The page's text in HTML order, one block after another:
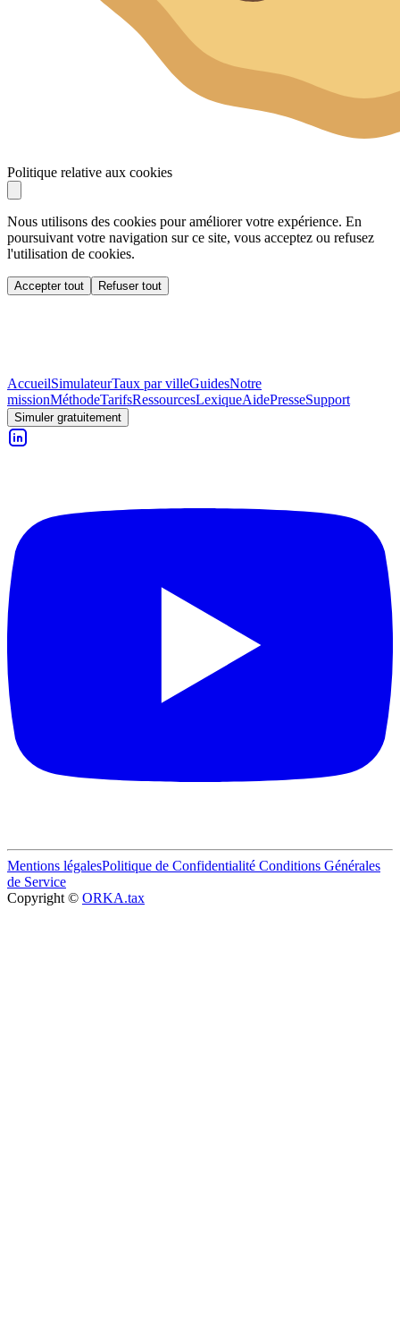
Politique relative aux cookies
Nous utilisons des cookies pour améliorer votre expérience. En
poursuivant votre navigation sur ce site, vous acceptez ou refusez
l'utilisation de cookies.
Accepter tout Refuser tout
AccueilSimulateurTaux par villeGuidesNotre
missionMéthodeTarifsRessourcesLexiqueAidePresseSupport
Simuler gratuitement
Mentions légalesPolitique de Confidentialité Conditions Générales
de Service
Copyright © ORKA.tax